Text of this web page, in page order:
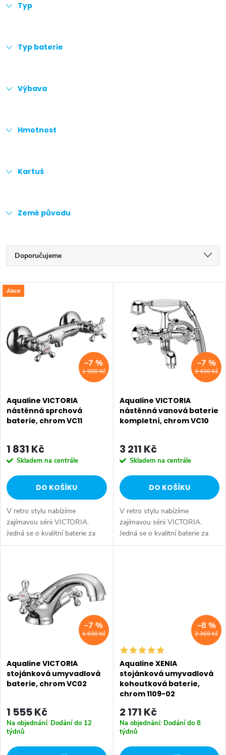
Typ
Typ baterie
Výbava
Hmotnost
Kartuš
Země původu
Ř
a
z
e
n
p
r
o
d
u
k
t
ů
Doporučujeme
Nejdražší
Nejprodávanější
Abecedně
V
p
p
r
o
d
u
k
t
Akce
1 990 Kč
–7 %
Aqualine VICTORIA
nástěnná sprchová
baterie, chrom VC11
1 831 Kč
Skladem na centrále
DO KOŠÍKU
V retro stylu nabízíme
zajímavou sérii VICTORIA.
Jedná se o kvalitní baterie za
příznivou pořizovací cenu.
Materiál: Mosaz •...
3 490 Kč
–7 %
Aqualine VICTORIA
nástěnná vanová baterie
kompletní, chrom VC10
3 211 Kč
Skladem na centrále
DO KOŠÍKU
V retro stylu nabízíme
zajímavou sérii VICTORIA.
Jedná se o kvalitní baterie za
příznivou pořizovací cenu.
1 690 Kč
–7 %
Aqualine VICTORIA
stojánková umyvadlová
baterie, chrom VC02
1 555 Kč
Na objednání: Dodání do 12
týdnů
2 360 Kč
–8 %
Aqualine XENIA
stojánková umyvadlová
kohoutková baterie,
chrom 1109-02
2 171 Kč
Na objednání: Dodání do 8
týdnů